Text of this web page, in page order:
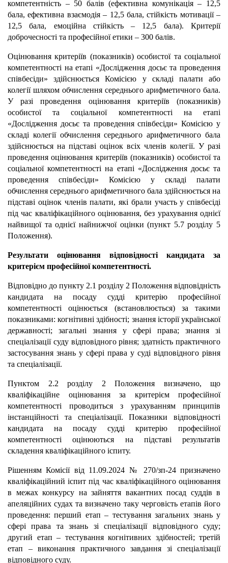
компетентність – 50 балів (ефективна комунікація – 12,5
бала, ефективна взаємодія – 12,5 бала, стійкість мотивації –
12,5 бала, емоційна стійкість – 12,5 бала). Критерії
доброчесності та професійної етики – 300 балів.
Оцінювання критеріїв (показників) особистої та соціальної
компетентності на етапі «Дослідження досьє та проведення
співбесіди» здійснюється Комісією у складі палати або
колегії шляхом обчислення середнього арифметичного бала.
У разі проведення оцінювання критеріїв (показників)
особистої та соціальної компетентності на етапі
«Дослідження досьє та проведення співбесіди» Комісією у
складі колегії обчислення середнього арифметичного бала
здійснюється на підставі оцінок всіх членів колегії. У разі
проведення оцінювання критеріїв (показників) особистої та
соціальної компетентності на етапі «Дослідження досьє та
проведення співбесіди» Комісією у складі палати
обчислення середнього арифметичного бала здійснюється на
підставі оцінок членів палати, які брали участь у співбесіді
під час кваліфікаційного оцінювання, без урахування однієї
найвищої та однієї найнижчої оцінки (пункт 5.7 розділу 5
Положення).
Результати оцінювання відповідності кандидата за
критерієм професійної компетентності.
Відповідно до пункту 2.1 розділу 2 Положення відповідність
кандидата на посаду судді критерію професійної
компетентності оцінюється (встановлюється) за такими
показниками: когнітивні здібності; знання історії української
державності; загальні знання у сфері права; знання зі
спеціалізації суду відповідного рівня; здатність практичного
застосування знань у сфері права у суді відповідного рівня
та спеціалізації.
Пунктом 2.2 розділу 2 Положення визначено, що
кваліфікаційне оцінювання за критерієм професійної
компетентності проводиться з урахуванням принципів
інстанційності та спеціалізації. Показники відповідності
кандидата на посаду судді критерію професійної
компетентності оцінюються на підставі результатів
складення кваліфікаційного іспиту.
Рішенням Комісії від 11.09.2024 № 270/зп-24 призначено
кваліфікаційний іспит під час кваліфікаційного оцінювання
в межах конкурсу на зайняття вакантних посад суддів в
апеляційних судах та визначено таку черговість етапів його
проведення: перший етап – тестування загальних знань у
сфері права та знань зі спеціалізації відповідного суду;
другий етап – тестування когнітивних здібностей; третій
етап – виконання практичного завдання зі спеціалізації
відповідного суду.